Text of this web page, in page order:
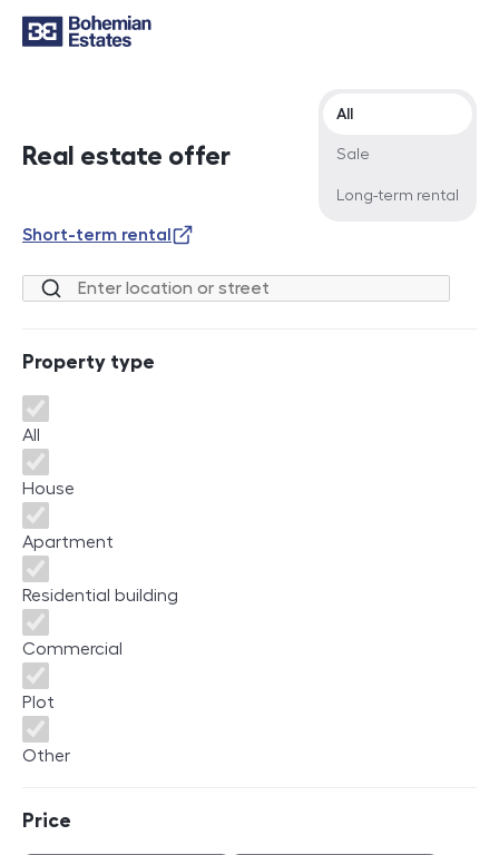
Real estate offer
Offer type
All
Sale
Long-term rental
Short-term rental
Location or street
Property type
Property type
All
House
Apartment
Residential building
Commercial
Plot
Other
Price